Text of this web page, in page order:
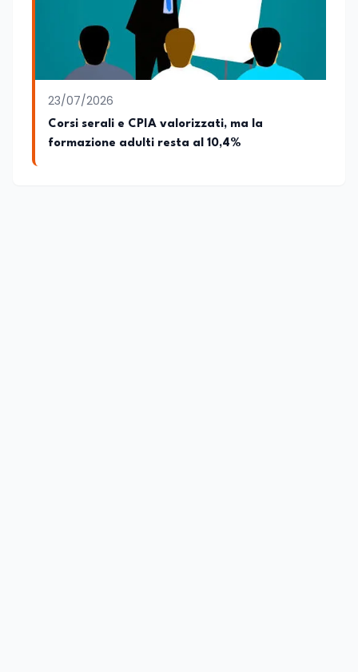
23/07/2026
Corsi serali e CPIA valorizzati, ma la
formazione adulti resta al 10,4%